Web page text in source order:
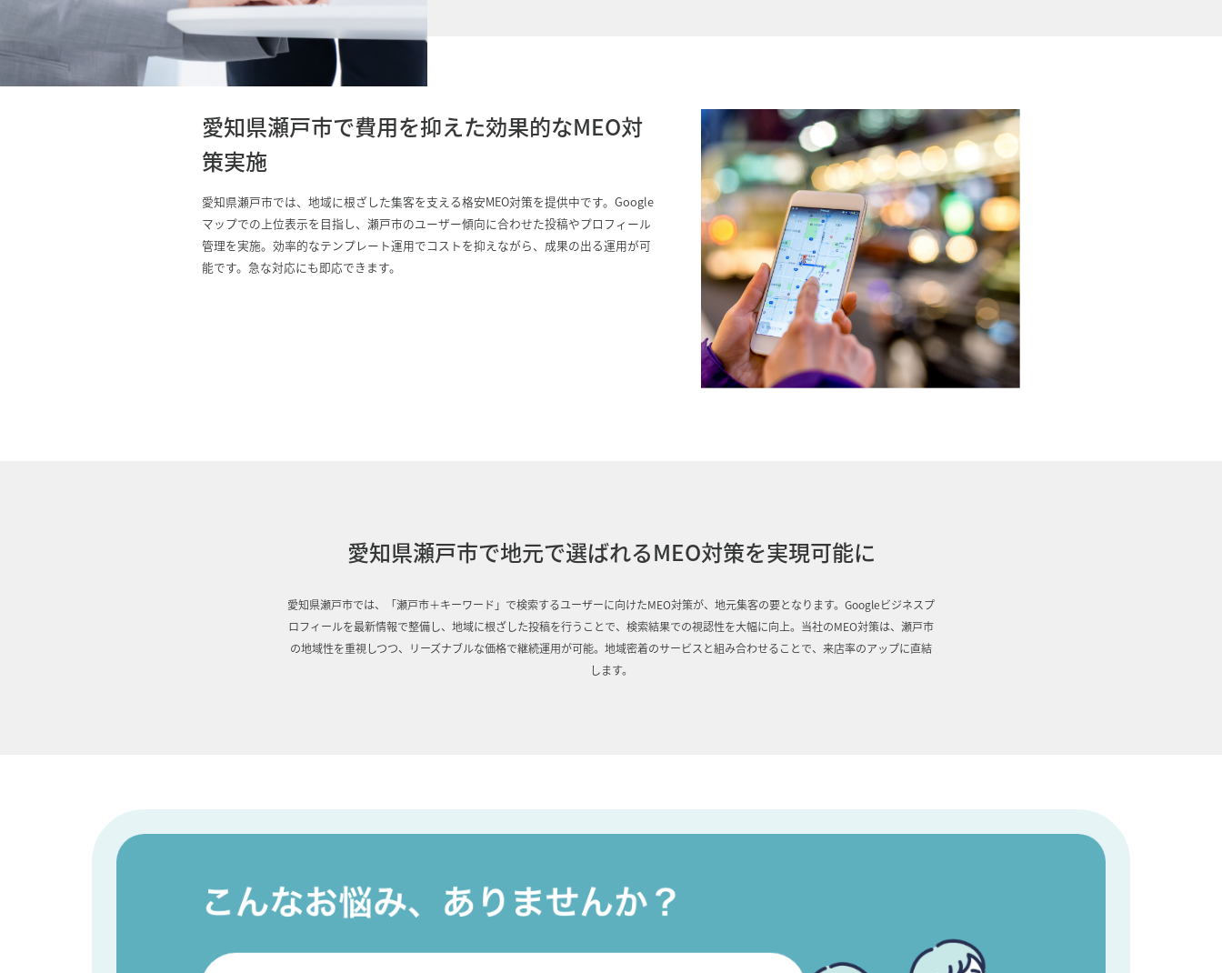
愛知県瀬戸市で費用を抑えた効果的なMEO対
策実施
愛知県瀬戸市では、地域に根ざした集客を支える格安MEO対策を提供中です。Google
マップでの上位表示を目指し、瀬戸市のユーザー傾向に合わせた投稿やプロフィール
管理を実施。効率的なテンプレート運用でコストを抑えながら、成果の出る運用が可
能です。急な対応にも即応できます。
愛知県瀬戸市で地元で選ばれるMEO対策を実現可能に
愛知県瀬戸市では、「瀬戸市＋キーワード」で検索するユーザーに向けたMEO対策が、地元集客の要となります。Googleビジネスプ
ロフィールを最新情報で整備し、地域に根ざした投稿を行うことで、検索結果での視認性を大幅に向上。当社のMEO対策は、瀬戸市
の地域性を重視しつつ、リーズナブルな価格で継続運用が可能。地域密着のサービスと組み合わせることで、来店率のアップに直結
します。